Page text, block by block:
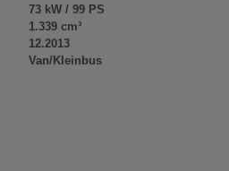
73 kW / 99 PS
1.339 cm³
12.2013
Van/Kleinbus